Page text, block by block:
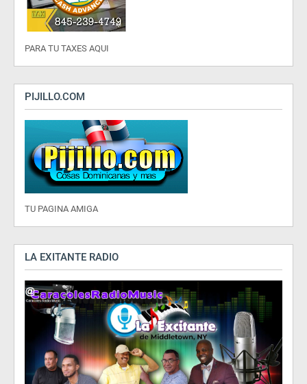
PARA TU TAXES AQUI
PIJILLO.COM
TU PAGINA AMIGA
LA EXITANTE RADIO